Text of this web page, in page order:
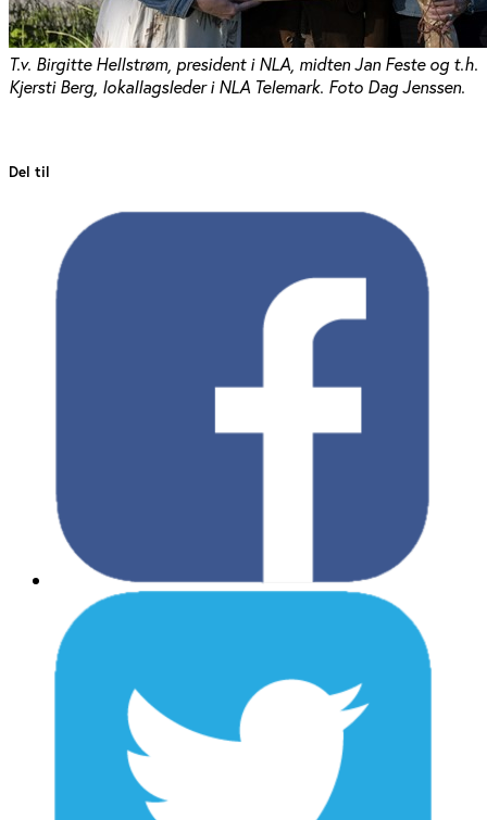
T.v. Birgitte Hellstrøm, president i NLA, midten Jan Feste og t.h.
Kjersti Berg, lokallagsleder i NLA Telemark. Foto Dag Jenssen.
Del til